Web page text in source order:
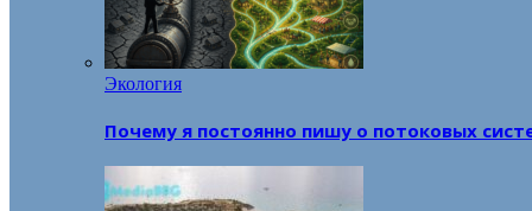
Экология
Почему я постоянно пишу о потоковых